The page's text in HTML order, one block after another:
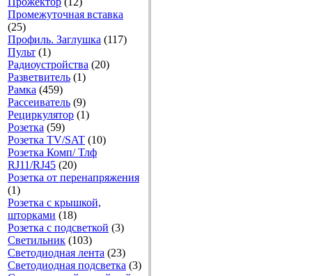
Промежуточная вставка
(25)
Профиль. Заглушка (117)
Пульт (1)
Радиоустройства (20)
Разветвитель (1)
Рамка (459)
Рассеиватель (9)
Рециркулятор (1)
Розетка (59)
Розетка TV/SAT (10)
Розетка Комп/ Тлф
RJ11/RJ45 (20)
Розетка от перенапряжения
(1)
Розетка с крышкой,
шторками (18)
Розетка с подсветкой (3)
Светильник (103)
Светодиодная лента (23)
Светодиодная подсветка (3)